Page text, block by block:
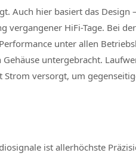
Auch hier basiert das Design
vergangener HiFi-Tage. Bei
unter allen
untergebracht.
versorgt, um
ist allerhöchste